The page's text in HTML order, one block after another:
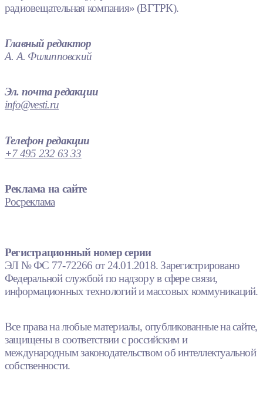
радиовещательная компания» (ВГТРК).
Главный редактор
А. А. Филипповский
Эл. почта редакции
info@vesti.ru
Телефон редакции
+7 495 232 63 33
Реклама на сайте
Росреклама
Регистрационный номер серии
ЭЛ № ФС 77-72266 от 24.01.2018. Зарегистрировано
Федеральной службой по надзору в сфере связи,
информационных технологий и массовых коммуникаций.
Все права на любые материалы, опубликованные на сайте,
защищены в соответствии с российским и
международным законодательством об интеллектуальной
собственности.